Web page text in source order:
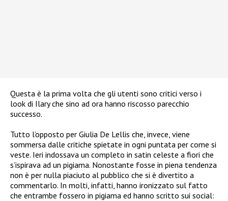
Questa è la prima volta che gli utenti sono critici verso i
look di Ilary che sino ad ora hanno riscosso parecchio
successo.
Tutto l’opposto per Giulia De Lellis che, invece, viene
sommersa dalle critiche spietate in ogni puntata per come si
veste. Ieri indossava un completo in satin celeste a fiori che
s’ispirava ad un pigiama. Nonostante fosse in piena tendenza
non è per nulla piaciuto al pubblico che si è divertito a
commentarlo. In molti, infatti, hanno ironizzato sul fatto
che entrambe fossero in pigiama ed hanno scritto sui social: